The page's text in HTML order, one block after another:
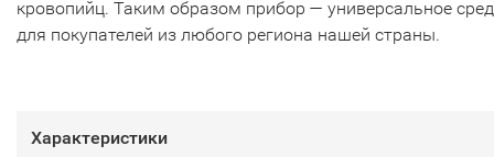
кровопийц. Таким образом прибор — универсальное
для покупателей из любого региона нашей страны.
Характеристики